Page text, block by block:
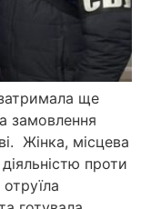
ще
замовлення
Жінка, місцева
проти